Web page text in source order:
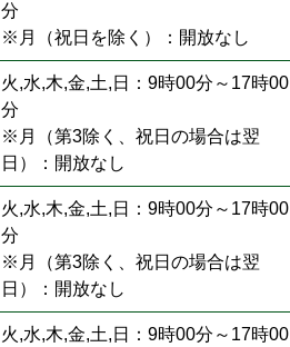
分
※月（祝日を除く）：開放なし
火,水,木,金,土,日：9時00分～17時00
分
※月（第3除く、祝日の場合は翌
日）：開放なし
火,水,木,金,土,日：9時00分～17時00
分
※月（第3除く、祝日の場合は翌
日）：開放なし
火,水,木,金,土,日：9時00分～17時00